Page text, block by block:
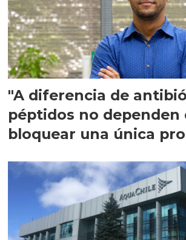
"A diferencia de
péptidos no dependen
bloquear una única